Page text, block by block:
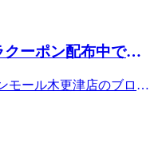
6月5日(金)】の空き状況
、ご予約はお早めに(・
れをラクに~ウィングス
木更津２FTEL 0438-
可能「ちょっと疲れが
かしたい！」そんな時
る前”のケアが大切！疲
るかも…」そんな時こ
リフレッシュしていきま
：10 ～ 19：00皆様
♪ ※数に限りがございま
“癒し”と“お得”を同時に
い。
と思っているその疲れ、
ます。せっかくのGW、
ょう。イオンモール木更
5月6日(水)】の空き状況
る内容ばかりなので、ス
GWを「なんとな
り楽しむ」か。その分か
なるお疲れは、ぜひGW
：30皆様のご来店心よ
など。５月のイベント当
てみませんか？踊ったあ
事前予約推奨です。もち
来店を、心よりお待ちし
年4月26日(日)13：00
日【4月25日(土)】の空
ャージ → ストレッチチュ
あるため、無くなり次第
イントがもうひとつ。通
ReRaKuペイですが、今
…“チャージでお得＋使
子マネー。スムーズにお
たりとした空間でご案内
い」「落ち着いてしっか
りのタイミングです。お
お好きなお時間でご予
にお身体を整えてみませ
お早めのご予約、お待ち
水）の空き状況】▶ 10：
ーポン配布中で
モール木更津店のブログ
ご予定が増える前に、お
すか？連休に入ると混雑
が取れない…」というこ